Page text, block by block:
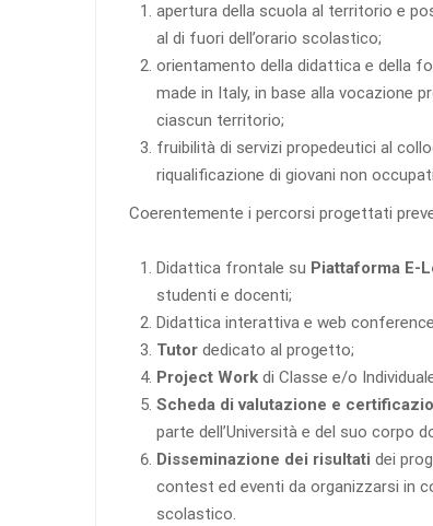
apertura della scuola al territorio e
al di fuori dell’orario scolastico;
orientamento della didattica e della
made in Italy, in base alla vocazione
ciascun territorio;
fruibilità di servizi propedeutici al
riqualificazione di giovani non
Coerentemente i percorsi progettati
Didattica frontale su Piattaforma E-
studenti e docenti;
Didattica interattiva e web
Tutor dedicato al progetto;
Project Work di Classe e/o
Scheda di valutazione e
parte dell’Università e del suo corpo
Disseminazione dei risultati dei
contest ed eventi da organizzarsi in
scolastico.